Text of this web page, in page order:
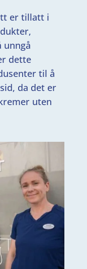
er tillatt i
unngå
dette
til å
da det er
uten